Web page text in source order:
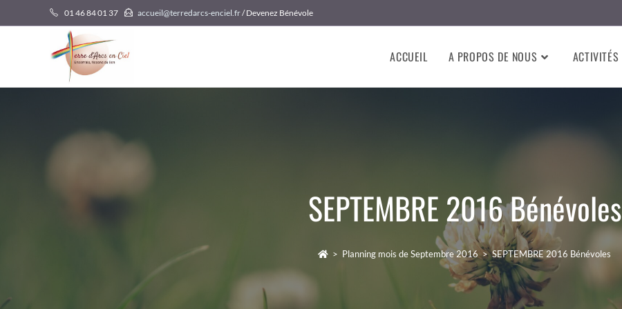
to
01 46 84 01 37 accueil@terredarcs-enciel.fr/ Devenez Bénévole
ACCUEIL A PROPOS DE NOUS ACTIVITÉS
SEPTEMBRE 2016 Bénévoles
> Planning mois de Septembre 2016 > SEPTEMBRE 2016 Bénévoles